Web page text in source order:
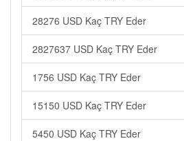
28276 USD Kaç TRY Eder
2827637 USD Kaç TRY Eder
1756 USD Kaç TRY Eder
15150 USD Kaç TRY Eder
5450 USD Kaç TRY Eder